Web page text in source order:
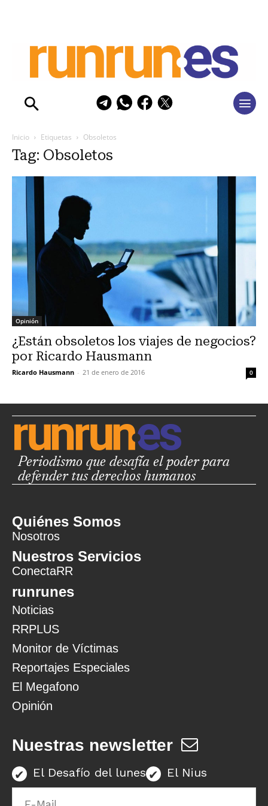
Inicio Etiquetas Obsoletos
Tag: Obsoletos
Opinión
¿Están obsoletos los viajes de negocios?
por Ricardo Hausmann
Ricardo Hausmann - 21 de enero de 2016 0
Periodismo que desafía el poder para
defender tus derechos humanos
Quiénes Somos
Nosotros
Nuestros Servicios
ConectaRR
runrunes
Noticias
RRPLUS
Monitor de Víctimas
Reportajes Especiales
El Megafono
Opinión
Nuestras newsletter
El Desafío del lunes El Nius